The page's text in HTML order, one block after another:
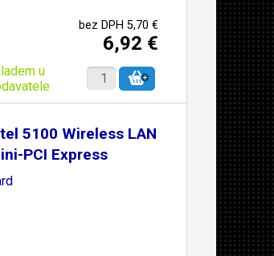
bez DPH 5,70 €
6,92 €
u
5100 Wireless LAN
PCI Express